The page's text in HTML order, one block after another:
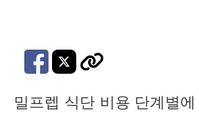
밀프렙 식단 비용 단계별